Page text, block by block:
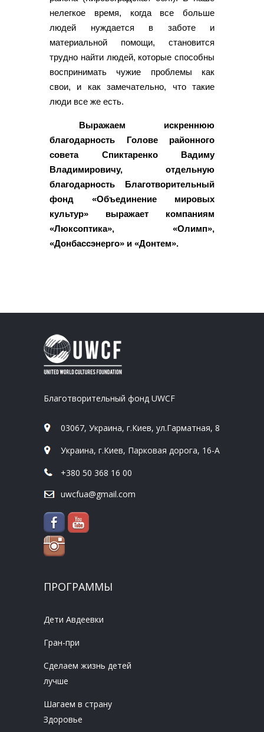
нелегкое время, когда все больше
людей нуждается в заботе и
материальной помощи, становится
трудно найти людей, которые способны
воспринимать чужие проблемы как
свои, и как замечательно, что такие
люди все же есть.
Выражаем искреннюю
благодарность Голове районного
совета Спиктаренко Вадиму
Владимировичу, отдельную
благодарность Благотворительный
фонд «Объединение мировых
культур» выражает компаниям
«Люксоптика», «Олимп»,
«Донбассэнерго» и «Донтем».
Благотворительный фонд UWCF
03067, Украина, г.Киев, ул.Гарматная, 8
Украина, г.Киев, Парковая дорога, 16-А
+380 50 368 16 00
uwcfua@gmail.com
ПРОГРАММЫ
Дети Авдеевки
Гран-при
Сделаем жизнь детей
лучше
Шагаем в страну
Здоровье